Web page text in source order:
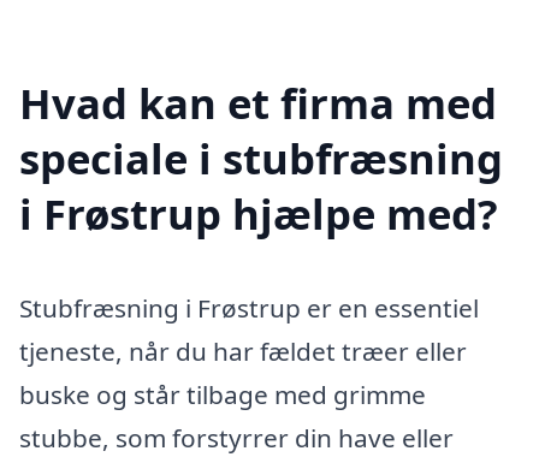
Hvad kan et firma med
speciale i stubfræsning
i Frøstrup hjælpe med?
Stubfræsning i Frøstrup er en essentiel
tjeneste, når du har fældet træer eller
buske og står tilbage med grimme
stubbe, som forstyrrer din have eller